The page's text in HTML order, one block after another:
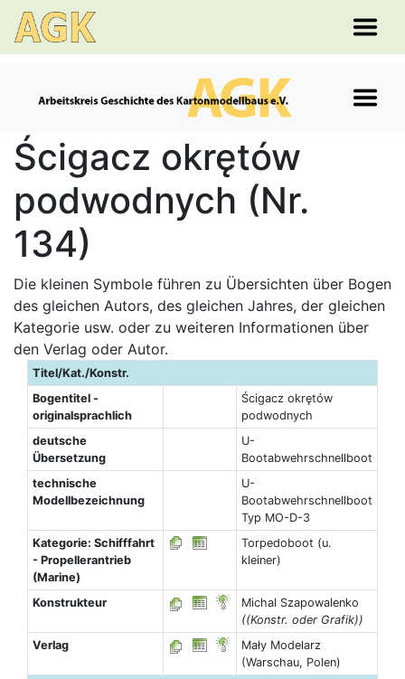
Ścigacz okrętów
podwodnych (Nr.
134)
Die kleinen Symbole führen zu Übersichten über Bogen
des gleichen Autors, des gleichen Jahres, der gleichen
Kategorie usw. oder zu weiteren Informationen über
den Verlag oder Autor.
Titel/Kat./Konstr.
Bogentitel -
originalsprachlich
Ścigacz okrętów
podwodnych
deutsche
Übersetzung
U-
Bootabwehrschnellboot
technische
Modellbezeichnung
U-
Bootabwehrschnellboot
Typ MO-D-3
Kategorie: Schifffahrt
- Propellerantrieb
(Marine)
Torpedoboot (u.
kleiner)
Konstrukteur
Michal Szapowalenko
((Konstr. oder Grafik))
Verlag
Mały Modelarz
(Warschau, Polen)